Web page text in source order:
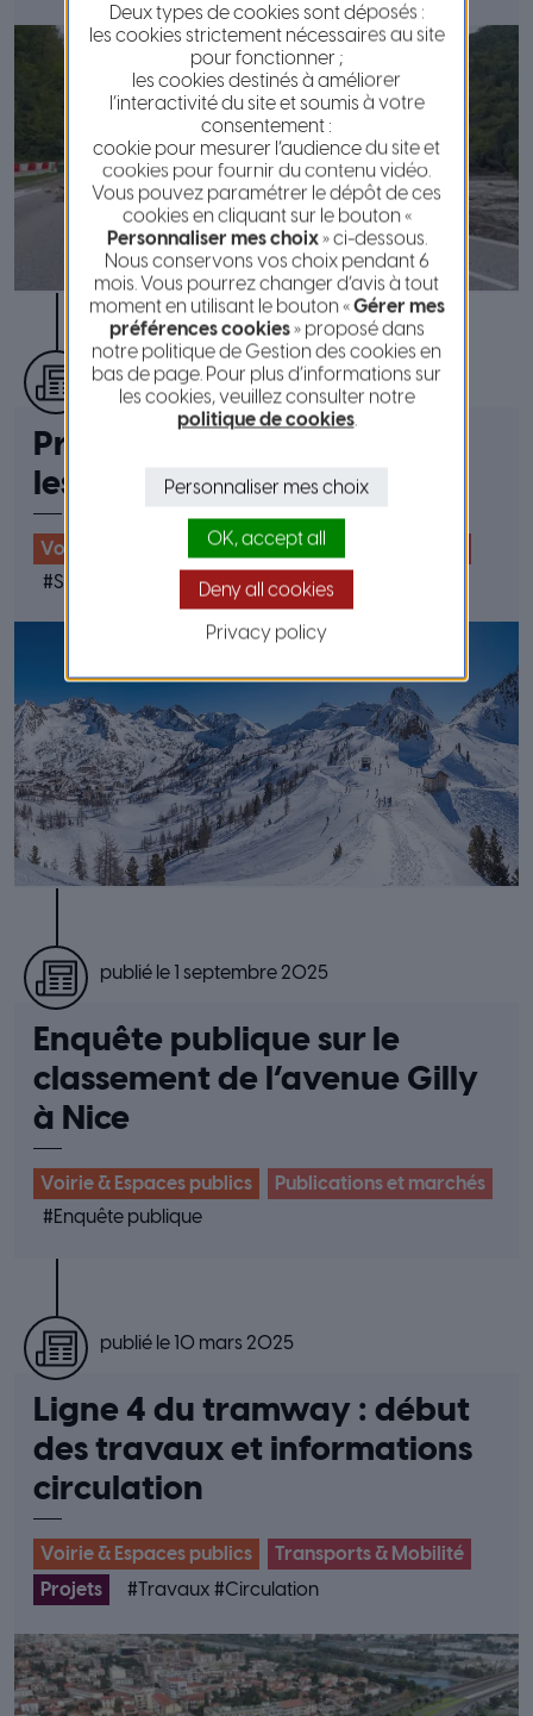
publié le 24 novembre 2025
Préouverture à Isola 2000
les 29 et 30 novembre 2025
Voirie & Espaces publics
Transports & Mobilité
#Stations de ski
publié le 1 septembre 2025
Enquête publique sur le
classement de l’avenue Gilly
à Nice
Voirie & Espaces publics
Publications et marchés
#Enquête publique
publié le 10 mars 2025
Ligne 4 du tramway : début
des travaux et informations
circulation
Voirie & Espaces publics
Transports & Mobilité
Projets
#Travaux #Circulation
Deux types de cookies sont déposés :
les cookies strictement nécessaires au site
pour fonctionner ;
les cookies destinés à améliorer
l’interactivité du site et soumis à votre
consentement :
cookie pour mesurer l’audience du site et
cookies pour fournir du contenu vidéo.
Vous pouvez paramétrer le dépôt de ces
cookies en cliquant sur le bouton «
Personnaliser mes choix» ci-dessous.
Nous conservons vos choix pendant 6
mois. Vous pourrez changer d’avis à tout
moment en utilisant le bouton «Gérer mes
préférences cookies» proposé dans
notre politique de Gestion des cookies en
bas de page. Pour plus d’informations sur
les cookies, veuillez consulter notre
politique de cookies.
Personnaliser mes choix
OK, accept all
Deny all cookies
Privacy policy